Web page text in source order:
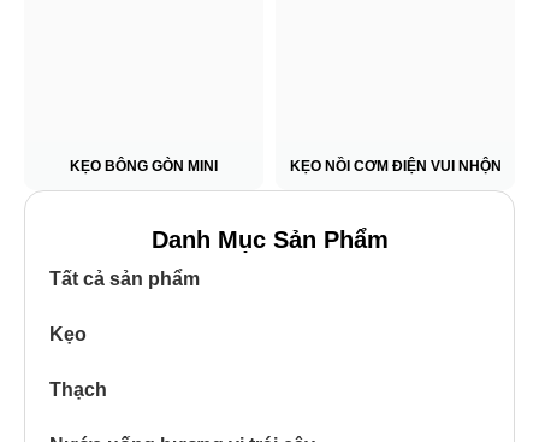
KẸO BÔNG GÒN MINI KẸO NỒI CƠM ĐIỆN VUI NHỘN
Danh Mục Sản Phẩm
Tất cả sản phẩm
Kẹo
Thạch